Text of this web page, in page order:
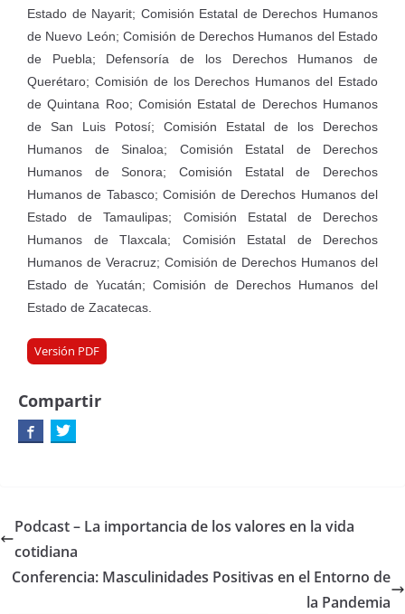
Estado de Nayarit; Comisión Estatal de Derechos Humanos
de Nuevo León; Comisión de Derechos Humanos del Estado
de Puebla; Defensoría de los Derechos Humanos de
Querétaro; Comisión de los Derechos Humanos del Estado
de Quintana Roo; Comisión Estatal de Derechos Humanos
de San Luis Potosí; Comisión Estatal de los Derechos
Humanos de Sinaloa; Comisión Estatal de Derechos
Humanos de Sonora; Comisión Estatal de Derechos
Humanos de Tabasco; Comisión de Derechos Humanos del
Estado de Tamaulipas; Comisión Estatal de Derechos
Humanos de Tlaxcala; Comisión Estatal de Derechos
Humanos de Veracruz; Comisión de Derechos Humanos del
Estado de Yucatán; Comisión de Derechos Humanos del
Estado de Zacatecas.
Versión PDF
Compartir
Podcast – La importancia de los valores en la vida
cotidiana
Conferencia: Masculinidades Positivas en el Entorno de
la Pandemia